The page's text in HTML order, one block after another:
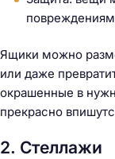
Ящики можно
или даже
окрашенные в
прекрасно
2. Стеллажи